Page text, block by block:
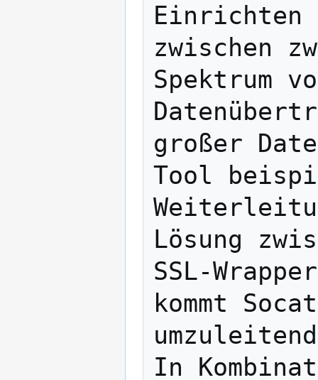
Einrichten
zwischen
Spektrum
großer
Tool
Lösung
SSL-
kommt
In